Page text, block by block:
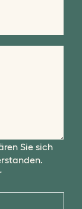
Sie sich